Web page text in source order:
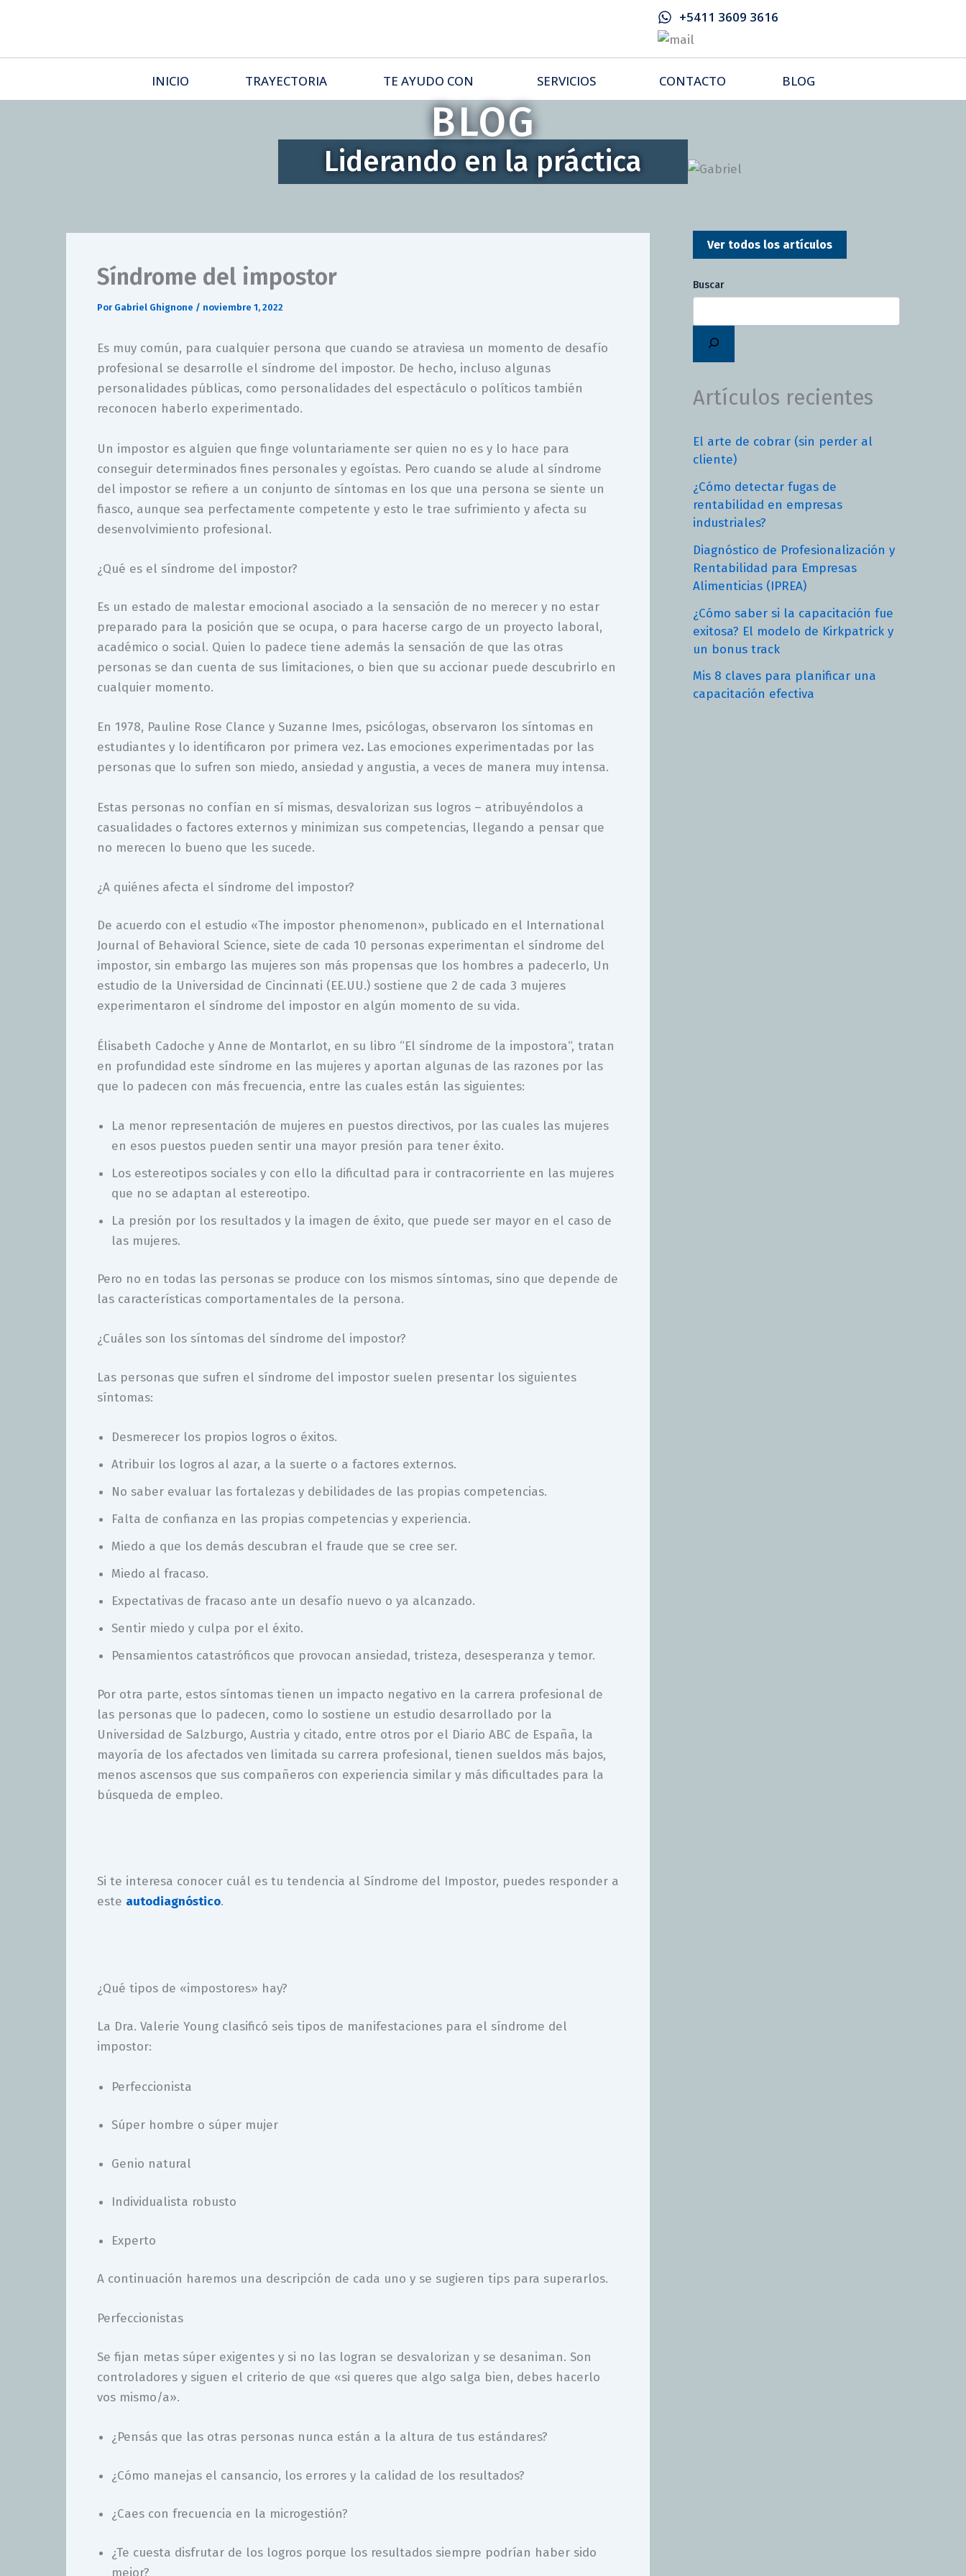
+5411 3609 3616
INICIO TRAYECTORIA TE AYUDO CON SERVICIOS CONTACTO BLOG
BLOG
Liderando en la práctica
Síndrome del impostor
Por Gabriel Ghignone / noviembre 1, 2022
Es muy común, para cualquier persona que cuando se atraviesa un momento de desafío
profesional se desarrolle el síndrome del impostor. De hecho, incluso algunas
personalidades públicas, como personalidades del espectáculo o políticos también
reconocen haberlo experimentado.
Un impostor es alguien que finge voluntariamente ser quien no es y lo hace para
conseguir determinados fines personales y egoístas. Pero cuando se alude al síndrome
del impostor se refiere a un conjunto de síntomas en los que una persona se siente un
fiasco, aunque sea perfectamente competente y esto le trae sufrimiento y afecta su
desenvolvimiento profesional.
¿Qué es el síndrome del impostor?
Es un estado de malestar emocional asociado a la sensación de no merecer y no estar
preparado para la posición que se ocupa, o para hacerse cargo de un proyecto laboral,
académico o social. Quien lo padece tiene además la sensación de que las otras
personas se dan cuenta de sus limitaciones, o bien que su accionar puede descubrirlo en
cualquier momento.
En 1978, Pauline Rose Clance y Suzanne Imes, psicólogas, observaron los síntomas en
estudiantes y lo identificaron por primera vez. Las emociones experimentadas por las
personas que lo sufren son miedo, ansiedad y angustia, a veces de manera muy intensa.
Estas personas no confían en sí mismas, desvalorizan sus logros – atribuyéndolos a
casualidades o factores externos y minimizan sus competencias, llegando a pensar que
no merecen lo bueno que les sucede.
¿A quiénes afecta el síndrome del impostor?
De acuerdo con el estudio «The impostor phenomenon», publicado en el International
Journal of Behavioral Science, siete de cada 10 personas experimentan el síndrome del
impostor, sin embargo las mujeres son más propensas que los hombres a padecerlo, Un
estudio de la Universidad de Cincinnati (EE.UU.) sostiene que 2 de cada 3 mujeres
experimentaron el síndrome del impostor en algún momento de su vida.
Élisabeth Cadoche y Anne de Montarlot, en su libro “El síndrome de la impostora“, tratan
en profundidad este síndrome en las mujeres y aportan algunas de las razones por las
que lo padecen con más frecuencia, entre las cuales están las siguientes:
La menor representación de mujeres en puestos directivos, por las cuales las mujeres
en esos puestos pueden sentir una mayor presión para tener éxito.
Los estereotipos sociales y con ello la dificultad para ir contracorriente en las mujeres
que no se adaptan al estereotipo.
La presión por los resultados y la imagen de éxito, que puede ser mayor en el caso de
las mujeres.
Pero no en todas las personas se produce con los mismos síntomas, sino que depende de
las características comportamentales de la persona.
¿Cuáles son los síntomas del síndrome del impostor?
Las personas que sufren el síndrome del impostor suelen presentar los siguientes
síntomas:
Desmerecer los propios logros o éxitos.
Atribuir los logros al azar, a la suerte o a factores externos.
No saber evaluar las fortalezas y debilidades de las propias competencias.
Falta de confianza en las propias competencias y experiencia.
Miedo a que los demás descubran el fraude que se cree ser.
Miedo al fracaso.
Expectativas de fracaso ante un desafío nuevo o ya alcanzado.
Sentir miedo y culpa por el éxito.
Pensamientos catastróficos que provocan ansiedad, tristeza, desesperanza y temor.
Por otra parte, estos síntomas tienen un impacto negativo en la carrera profesional de
las personas que lo padecen, como lo sostiene un estudio desarrollado por la
Universidad de Salzburgo, Austria y citado, entre otros por el Diario ABC de España, la
mayoría de los afectados ven limitada su carrera profesional, tienen sueldos más bajos,
menos ascensos que sus compañeros con experiencia similar y más dificultades para la
búsqueda de empleo.
Si te interesa conocer cuál es tu tendencia al Síndrome del Impostor, puedes responder a
este autodiagnóstico.
¿Qué tipos de «impostores» hay?
La Dra. Valerie Young clasificó seis tipos de manifestaciones para el síndrome del
impostor:
Perfeccionista
Súper hombre o súper mujer
Genio natural
Individualista robusto
Experto
A continuación haremos una descripción de cada uno y se sugieren tips para superarlos.
Perfeccionistas
Se fijan metas súper exigentes y si no las logran se desvalorizan y se desaniman. Son
controladores y siguen el criterio de que «si queres que algo salga bien, debes hacerlo
vos mismo/a».
¿Pensás que las otras personas nunca están a la altura de tus estándares?
¿Cómo manejas el cansancio, los errores y la calidad de los resultados?
¿Caes con frecuencia en la microgestión?
¿Te cuesta disfrutar de los logros porque los resultados siempre podrían haber sido
mejor?
Ver todos los artículos
Buscar
Artículos recientes
El arte de cobrar (sin perder al
cliente)
¿Cómo detectar fugas de
rentabilidad en empresas
industriales?
Diagnóstico de Profesionalización y
Rentabilidad para Empresas
Alimenticias (IPREA)
¿Cómo saber si la capacitación fue
exitosa? El modelo de Kirkpatrick y
un bonus track
Mis 8 claves para planificar una
capacitación efectiva